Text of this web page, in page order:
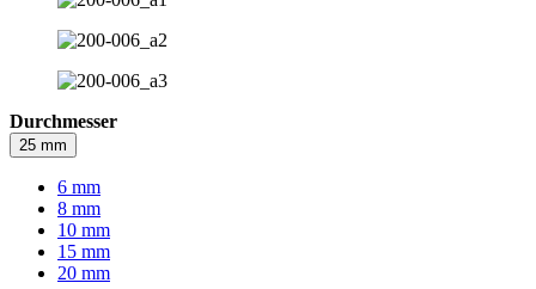
Durchmesser
25 mm
6 mm
8 mm
10 mm
15 mm
20 mm